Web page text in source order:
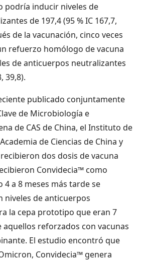
podría inducir niveles de
de 197,4 (95 % IC 167,7,
de la vacunación, cinco veces
refuerzo homólogo de vacuna
de anticuerpos neutralizantes
39,8).
publicado conjuntamente
de Microbiología e
de CAS de China, el Instituto de
de Ciencias de China y
dos dosis de vacuna
Convidecia™ como
a 8 meses más tarde se
niveles de anticuerpos
la cepa prototipo que eran 7
aquellos reforzados con vacunas
El estudio encontró que
Convidecia™ genera